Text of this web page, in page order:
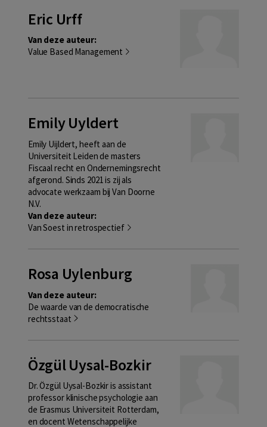
Eric Urff
Van deze auteur:
Value Based Management
Emily Uyldert
Emily Uijldert, heeft aan de
Universiteit Leiden de masters
Fiscaal recht en Ondernemingsrecht
afgerond. Sinds 2021 is zij als
advocate werkzaam bij Van Doorne
N.V.
Van deze auteur:
Van Soest in retrospectief
Rosa Uylenburg
Van deze auteur:
De waarde van de democratische
rechtsstaat
Özgül Uysal-Bozkir
Dr. Özgül Uysal-Bozkir is assistant
professor klinische psychologie aan
de Erasmus Universiteit Rotterdam,
en docent Wetenschappelijke